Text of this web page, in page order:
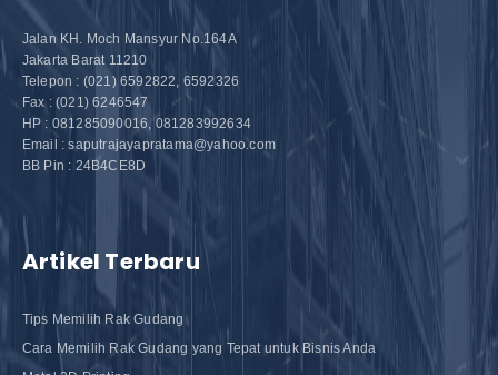
Jalan KH. Moch Mansyur No.164A
Jakarta Barat 11210
Telepon : (021) 6592822, 6592326
Fax : (021) 6246547
HP : 081285090016, 081283992634
Email : saputrajayapratama@yahoo.com
BB Pin : 24B4CE8D
Artikel Terbaru
Tips Memilih Rak Gudang
Cara Memilih Rak Gudang yang Tepat untuk Bisnis Anda